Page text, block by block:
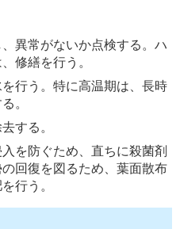
異常がないか点検する。ハ
修繕を行う。
行う。特に高温期は、長時
。
する。
を防ぐため、直ちに殺菌剤
回復を図るため、葉面散布
行う。